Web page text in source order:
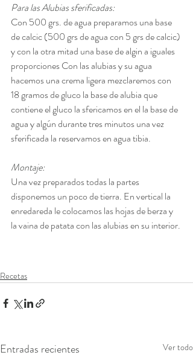
Para las Alubias sferificadas:
Con 500 grs. de agua preparamos una base
de calcic (500 grs de agua con 5 grs de calcic)
y con la otra mitad una base de algin a iguales
proporciones Con las alubias y su agua
hacemos una crema ligera mezclaremos con
18 gramos de gluco la base de alubia que
contiene el gluco la sfericamos en el la base de
agua y algún durante tres minutos una vez
sferificada la reservamos en agua tibia.
Montaje:
Una vez preparados todas la partes
disponemos un poco de tierra. En vertical la
enredareda le colocamos las hojas de berza y
la vaina de patata con las alubias en su interior.
Recetas
Entradas recientes Ver todo